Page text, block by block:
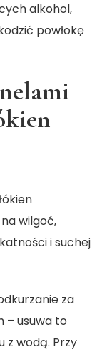
alkohol,
powłokę
wilgoć,
i suchej
za
– usuwa to
z wodą. Przy